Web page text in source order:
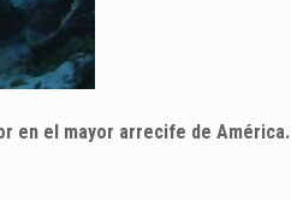
en el mayor arrecife de América.